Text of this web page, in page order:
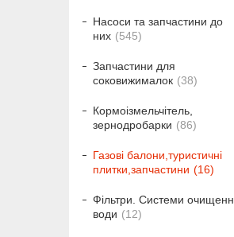
Насоси та запчастини до
них
545
Запчастини для
соковижималок
38
Кормоізмельчітель,
зернодробарки
86
Газові балони,туристичні
плитки,запчастини
16
Фільтри. Системи
води
12